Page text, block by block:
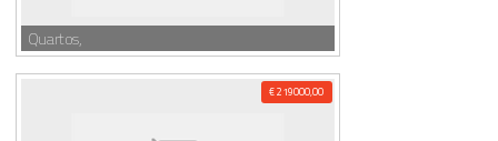
Quartos,
€ 219000,00